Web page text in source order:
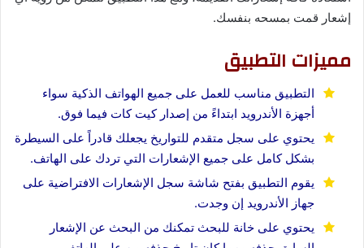
إشعار قمت بمسحه بنفسك.
مميزات التطبيق
التطبيق مناسب للعمل على جميع الهواتف الذكية سواء
أجهزة الأندرويد ابتداءً من إصدار كيت كات فيما فوق.
يحتوي على سجل متقدم للتواريخ يجعلك قادراً على السيطرة
بشكل كامل على جميع الإشعارات التي تردك على الهاتف.
يقوم التطبيق بفتح شاشة سجل الإشعارات الافتراضية على
جهاز الأندرويد إن وجدت.
يحتوي على خانة للبحث تمكنك من البحث عن الإشعار